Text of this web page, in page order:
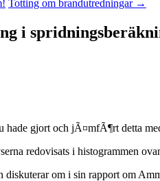
Totting om brandutredningar →
i
hade gjort och jÃ¤mfÃ¶rt detta
redovisats i histogrammen
diskuterar om i sin rapport om